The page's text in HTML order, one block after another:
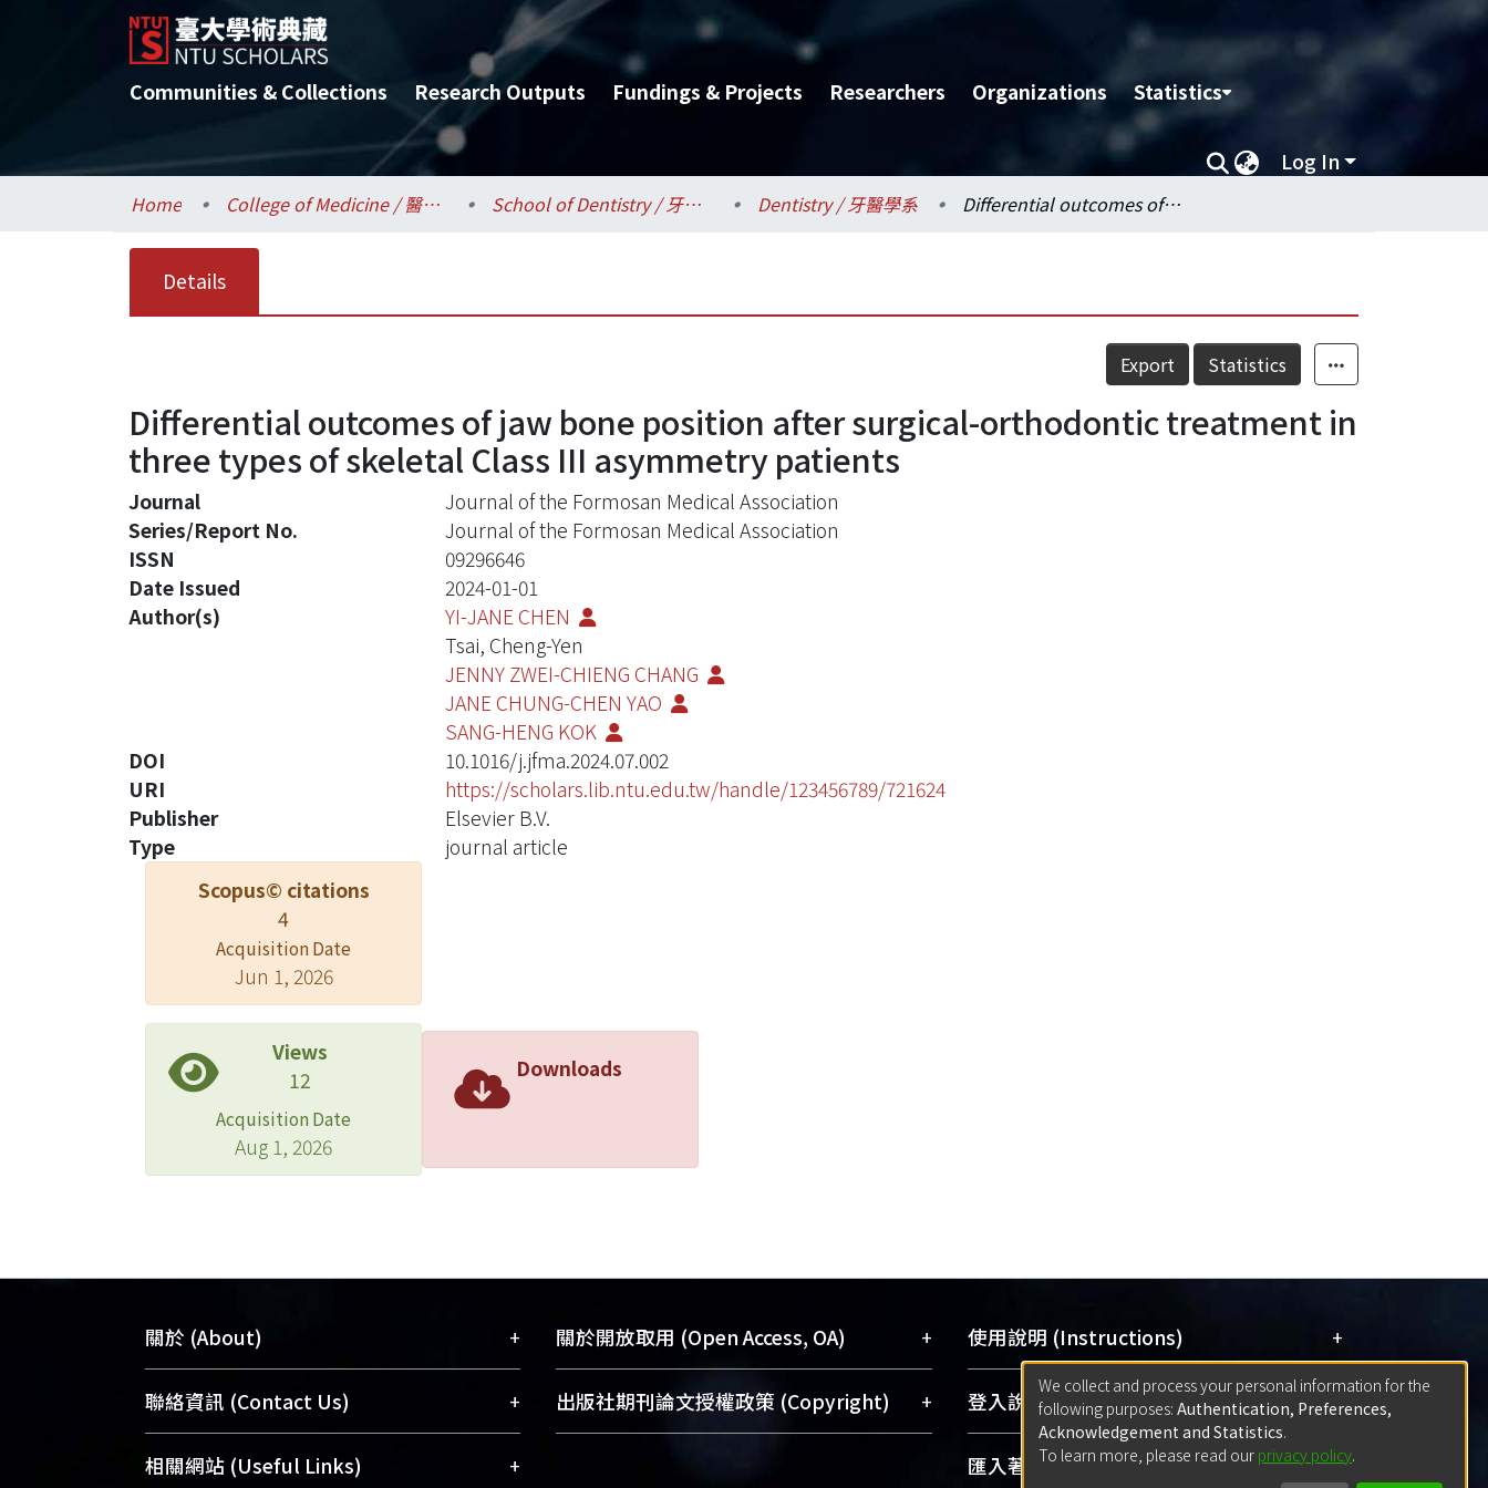
Communities & Collections Research Outputs Fundings & Projects Researchers Organizations Statistics
Log In
Home College of Medicine / 醫學院 School of Dentistry / 牙醫專業學院 Dentistry / 牙醫學系 Differential outcomes of jaw bone position after surgical-orthodontic treatment in three types of skeletal Class III asymmetry patients
Details
Export Statistics
Differential outcomes of jaw bone position after surgical-orthodontic treatment in
three types of skeletal Class III asymmetry patients
Journal
Journal of the Formosan Medical Association
Series/Report No.
Journal of the Formosan Medical Association
ISSN
09296646
Date Issued
2024-01-01
Author(s)
YI-JANE CHEN
Tsai, Cheng-Yen
JENNY ZWEI-CHIENG CHANG
JANE CHUNG-CHEN YAO
SANG-HENG KOK
DOI
10.1016/j.jfma.2024.07.002
URI
https://scholars.lib.ntu.edu.tw/handle/123456789/721624
Publisher
Elsevier B.V.
Type
journal article
Scopus© citations
4
Acquisition Date
Jun 1, 2026
Views
12
Acquisition Date
Aug 1, 2026
Downloads
關於 (About) +
臺大位居世界頂尖大學之列，為永久珍藏
及向國際展現本校豐碩的研究成果及學術
能量，圖書館整合機構典藏（NTUR）與學
聯絡資訊 (Contact Us) +
總館學科館員(Main Library)
相關網站 (Useful Links) +
關於開放取用 (Open Access, OA) +
開放取用是從使用者角度提升資訊取用性
的社會運動，應用在學術研究上是透過將
出版社期刊論文授權政策 (Copyright) +
使用說明 (Instructions) +
網站簡介(Quickstart Guide)
使用手冊(Instruction Manual)
線上預約服務(Booking Service)
登入說明 (Sign-in) +
方案一：臺灣大學計算機中心帳號登入
匯入著作 (Submission) +
We collect and process your personal information for the
following purposes: Authentication, Preferences,
Acknowledgement and Statistics.
To learn more, please read our privacy policy.